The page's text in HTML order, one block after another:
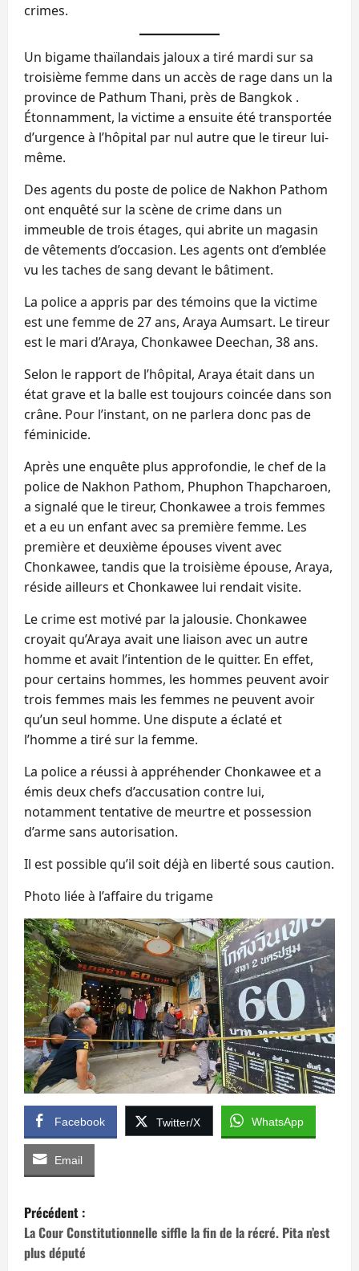
crimes.
Un bigame thaïlandais jaloux a tiré mardi sur sa
troisième femme dans un accès de rage dans un la
province de Pathum Thani, près de Bangkok .
Étonnamment, la victime a ensuite été transportée
d’urgence à l’hôpital par nul autre que le tireur lui-
même.
Des agents du poste de police de Nakhon Pathom
ont enquêté sur la scène de crime dans un
immeuble de trois étages, qui abrite un magasin
de vêtements d’occasion. Les agents ont d’emblée
vu les taches de sang devant le bâtiment.
La police a appris par des témoins que la victime
est une femme de 27 ans, Araya Aumsart. Le tireur
est le mari d’Araya, Chonkawee Deechan, 38 ans.
Selon le rapport de l’hôpital, Araya était dans un
état grave et la balle est toujours coincée dans son
crâne. Pour l’instant, on ne parlera donc pas de
féminicide.
Après une enquête plus approfondie, le chef de la
police de Nakhon Pathom, Phuphon Thapcharoen,
a signalé que le tireur, Chonkawee a trois femmes
et a eu un enfant avec sa première femme. Les
première et deuxième épouses vivent avec
Chonkawee, tandis que la troisième épouse, Araya,
réside ailleurs et Chonkawee lui rendait visite.
Le crime est motivé par la jalousie. Chonkawee
croyait qu’Araya avait une liaison avec un autre
homme et avait l’intention de le quitter. En effet,
pour certains hommes, les hommes peuvent avoir
trois femmes mais les femmes ne peuvent avoir
qu’un seul homme. Une dispute a éclaté et
l’homme a tiré sur la femme.
La police a réussi à appréhender Chonkawee et a
émis deux chefs d’accusation contre lui,
notamment tentative de meurtre et possession
d’arme sans autorisation.
Il est possible qu’il soit déjà en liberté sous caution.
Photo liée à l’affaire du trigame
Facebook Twitter/X WhatsApp
Email
N
a
Précédent :
La Cour Constitutionnelle siffle la fin de la récré. Pita n’est
plus député